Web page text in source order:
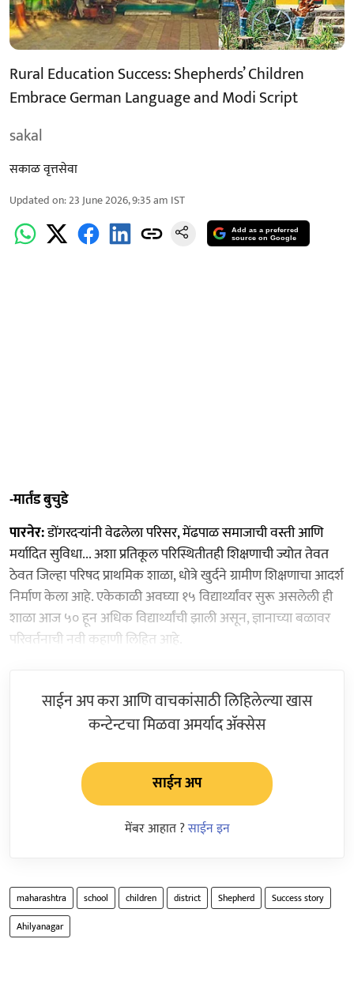
Rural Education Success: Shepherds’ Children
Embrace German Language and Modi Script
sakal
सकाळ वृत्तसेवा
Updated on:23 June 2026, 9:35 am IST
Add as a preferred
source on Google
-मार्तंड बुचुडे
पारनेर:डोंगरदऱ्यांनी वेढलेला परिसर, मेंढपाळ समाजाची वस्ती आणि
मर्यादित सुविधा... अशा प्रतिकूल परिस्थितीतही शिक्षणाची ज्योत तेवत
ठेवत जिल्हा परिषद प्राथमिक शाळा, धोत्रे खुर्दने ग्रामीण शिक्षणाचा आदर्श
निर्माण केला आहे. एकेकाळी अवघ्या १५ विद्यार्थ्यांवर सुरू असलेली ही
शाळा आज ५० हून अधिक विद्यार्थ्यांची झाली असून, ज्ञानाच्या बळावर
परिवर्तनाची नवी कहाणी लिहित आहे.
साईन अप करा आणि वाचकांसाठी लिहिलेल्या खास
कन्टेन्टचा मिळवा अमर्याद ॲक्सेस
साईन अप
मेंबर आहात ?साईन इन
maharashtra school children district Shepherd
Success story
Ahilyanagar